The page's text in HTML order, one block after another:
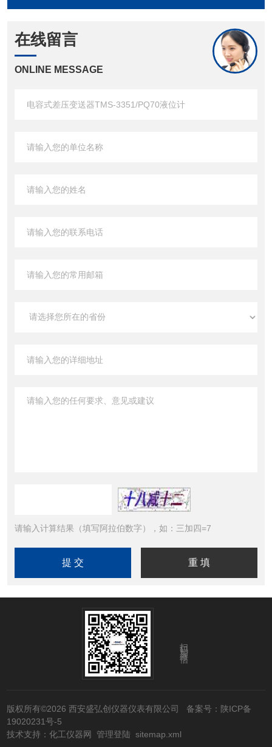
在线留言
ONLINE MESSAGE
请输入计算结果（填写阿拉伯数字），如：三加四=7
扫码加微信
版权所有©2026 西安盛弘创仪器仪表有限公司 备案号：陕ICP备
19020231号-5
技术支持：化工仪器网 管理登陆 sitemap.xml